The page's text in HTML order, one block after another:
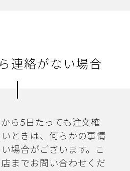
連絡がない場合
ら5日たっても注文確
ときは、何らかの事情
場合がございます。こ
までお問い合わせくだ